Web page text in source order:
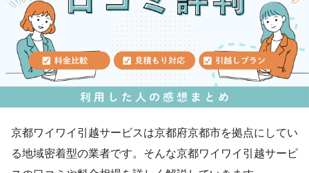
京都ワイワイ引越サービスは京都府京都市を拠点にしてい
る地域密着型の業者です。そんな京都ワイワイ引越サービ